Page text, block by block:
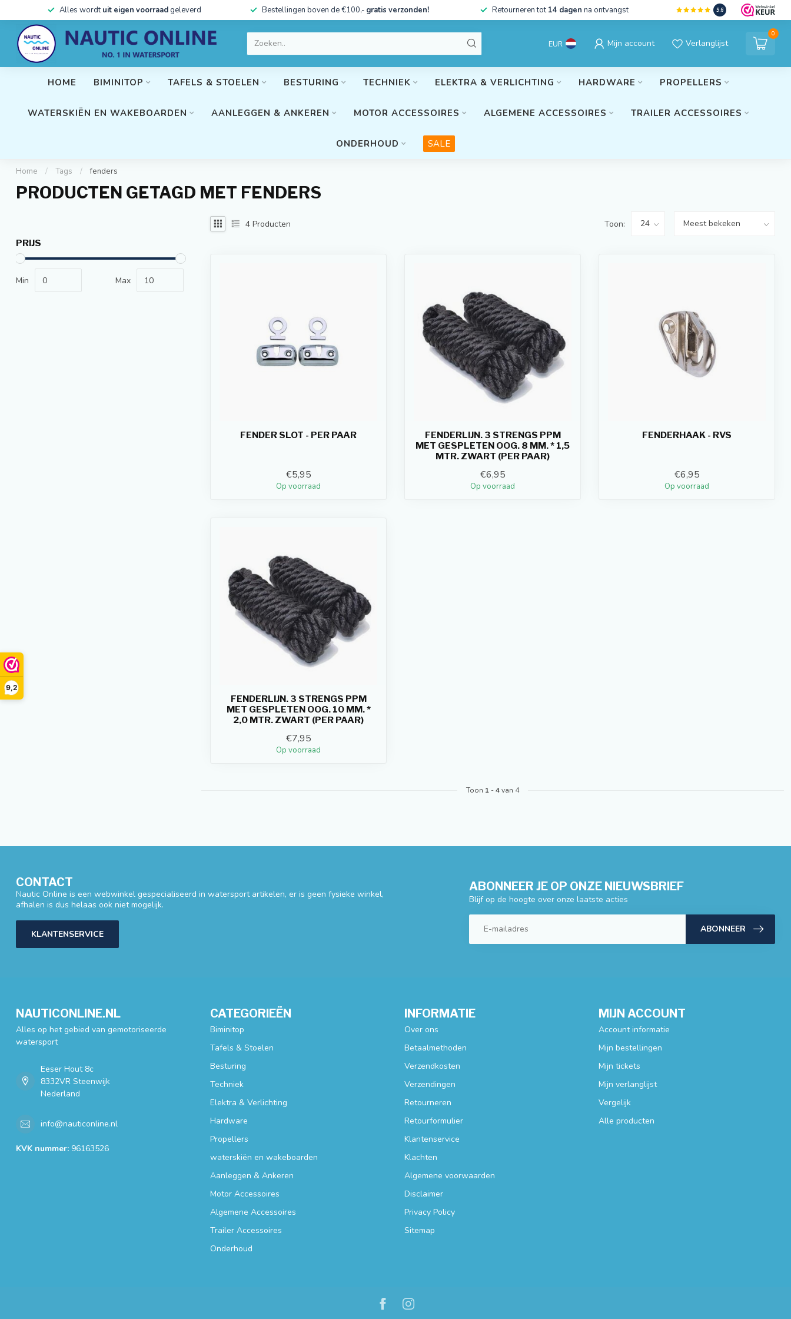
9,2
Alles wordtuit eigen voorraad geleverd Bestellingen boven de €100,- gratis verzonden! Retourneren tot14 dagen na ontvangst 9.6
EUR Mijn account Verlanglijst
0
HOME BIMINITOP TAFELS & STOELEN BESTURING TECHNIEK ELEKTRA & VERLICHTING HARDWARE PROPELLERS
WATERSKIËN EN WAKEBOARDEN AANLEGGEN & ANKEREN MOTOR ACCESSOIRES ALGEMENE ACCESSOIRES TRAILER ACCESSOIRES
ONDERHOUD SALE
Home / Tags / fenders
PRODUCTEN GETAGD MET FENDERS
PRIJS
Min Max
4 Producten Toon:
FENDER SLOT - PER PAAR
€5,95
Op voorraad
FENDERLIJN. 3 STRENGS PPM
MET GESPLETEN OOG. 8 MM. * 1,5
MTR. ZWART (PER PAAR)
€6,95
Op voorraad
FENDERHAAK - RVS
€6,95
Op voorraad
FENDERLIJN. 3 STRENGS PPM
MET GESPLETEN OOG. 10 MM. *
2,0 MTR. ZWART (PER PAAR)
€7,95
Op voorraad
Toon 1 -4van 4
CONTACT
Nautic Online is een webwinkel gespecialiseerd in watersport artikelen, er is geen fysieke winkel,
afhalen is dus helaas ook niet mogelijk.
KLANTENSERVICE
ABONNEER JE OP ONZE NIEUWSBRIEF
Blijf op de hoogte over onze laatste acties
ABONNEER
NAUTICONLINE.NL
Alles op het gebied van gemotoriseerde
watersport
Eeser Hout 8c
8332VR Steenwijk
Nederland
info@nauticonline.nl
KVK nummer: 96163526
CATEGORIEËN
Biminitop
Tafels & Stoelen
Besturing
Techniek
Elektra & Verlichting
Hardware
Propellers
waterskiën en wakeboarden
Aanleggen & Ankeren
Motor Accessoires
Algemene Accessoires
Trailer Accessoires
Onderhoud
INFORMATIE
Over ons
Betaalmethoden
Verzendkosten
Verzendingen
Retourneren
Retourformulier
Klantenservice
Klachten
Algemene voorwaarden
Disclaimer
Privacy Policy
Sitemap
MIJN ACCOUNT
Account informatie
Mijn bestellingen
Mijn tickets
Mijn verlanglijst
Vergelijk
Alle producten